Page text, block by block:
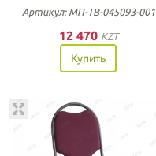
Артикул: МП-ТВ-045093-001
12 470 KZT
Купить